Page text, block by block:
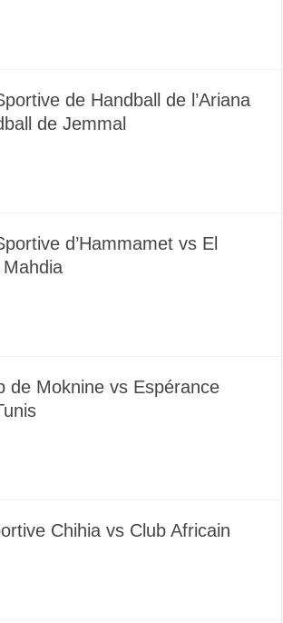
de Handball de l’Ariana
de Jemmal
d’Hammamet vs El
de Moknine vs Espérance
Chihia vs Club Africain